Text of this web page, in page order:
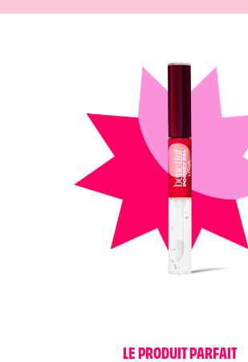
LEPRODUITPARFAIT